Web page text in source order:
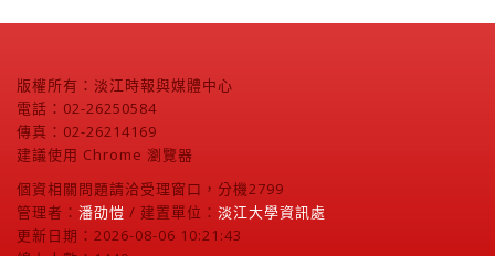
版權所有：淡江時報與媒體中心
電話：02-26250584
傳真：02-26214169
建議使用 Chrome 瀏覽器
個資相關問題請洽受理窗口，分機2799
管理者： 潘劭愷 / 建置單位： 淡江大學資訊處
更新日期：2026-08-06 10:21:43